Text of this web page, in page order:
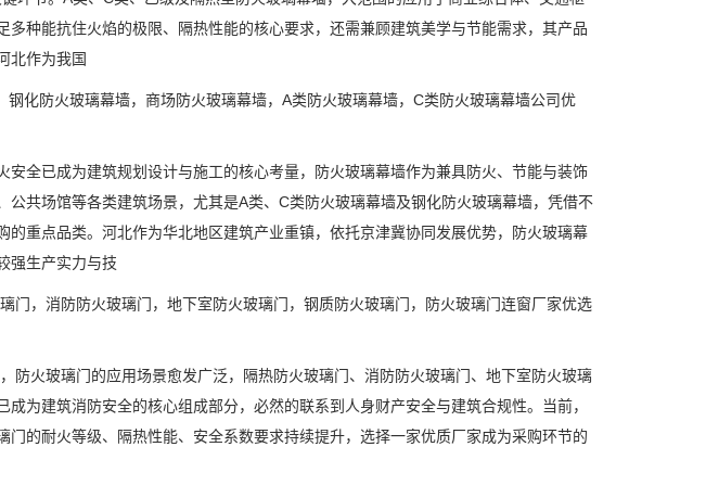
种能抗住火焰的极限、隔热性能的核心要求，还需兼顾建筑美学与节能需求，其产品
北作为我国
防火玻璃幕墙，商场防火玻璃幕墙，A类防火玻璃幕墙，C类防火玻璃幕墙公司优
全已成为建筑规划设计与施工的核心考量，防火玻璃幕墙作为兼具防火、节能与装饰
共场馆等各类建筑场景，尤其是A类、C类防火玻璃幕墙及钢化防火玻璃幕墙，凭借不
的重点品类。河北作为华北地区建筑产业重镇，依托京津冀协同发展优势，防火玻璃幕
强生产实力与技
，消防防火玻璃门，地下室防火玻璃门，钢质防火玻璃门，防火玻璃门连窗厂家优选
火玻璃门的应用场景愈发广泛，隔热防火玻璃门、消防防火玻璃门、地下室防火玻璃
为建筑消防安全的核心组成部分，必然的联系到人身财产安全与建筑合规性。当前，
门的耐火等级、隔热性能、安全系数要求持续提升，选择一家优质厂家成为采购环节的